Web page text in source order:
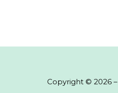
Copyright © 2026 –